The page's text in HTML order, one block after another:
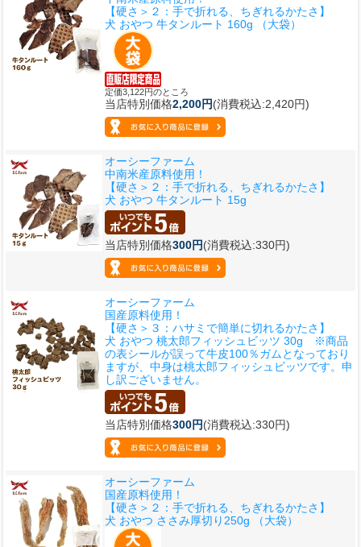
【硬さ＞２：手で折れる、ちぎれるかたさ】
犬 おやつ 牛タンルート 160g （大袋）
定価3,122円のところ
当店特別価格2,200円(消費税込:2,420円)
オーシーファーム
中南米産原料使用！
【硬さ＞２：手で折れる、ちぎれるかたさ】
犬 おやつ 牛タンルート 15g
当店特別価格300円(消費税込:330円)
オーシーファーム
国産原料使用！
【硬さ＞３：ハサミで簡単に切れるかたさ】
犬 おやつ 桃太郎フィッシュビッツ 30g ※商品
の表シールが誤って牛皮100％ガムとなっており
ますが、中身は桃太郎フィッシュビッツです。申
し訳ございません。
当店特別価格300円(消費税込:330円)
オーシーファーム
国産原料使用！
【硬さ＞２：手で折れる、ちぎれるかたさ】
犬 おやつ ささみ厚切り250g （大袋）